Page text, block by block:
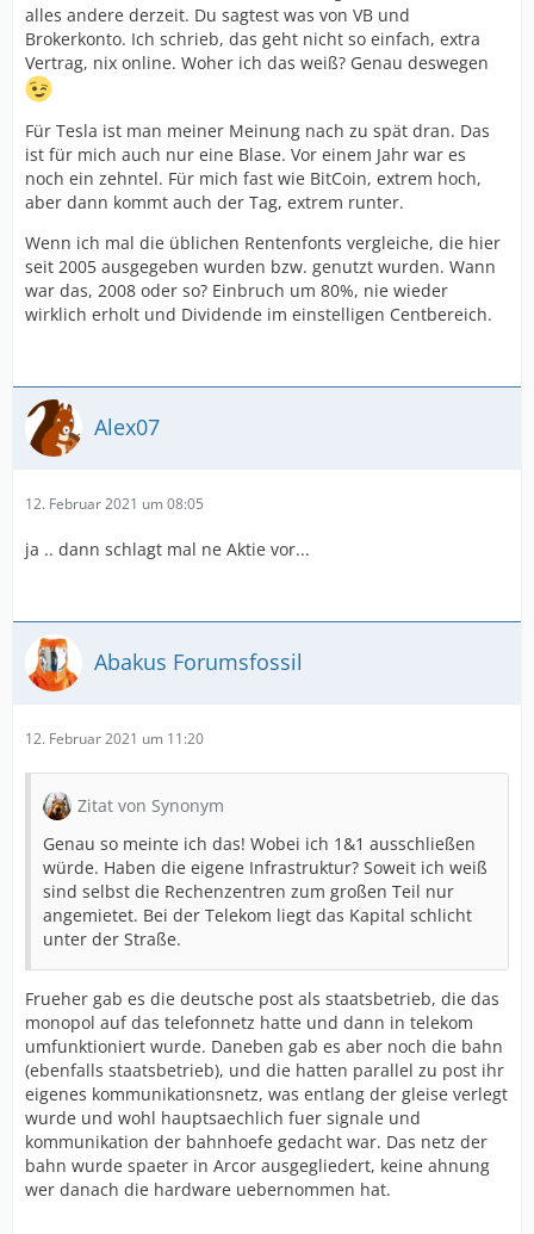
alles andere derzeit. Du sagtest was von VB und
Brokerkonto. Ich schrieb, das geht nicht so einfach, extra
Vertrag, nix online. Woher ich das weiß? Genau deswegen
Für Tesla ist man meiner Meinung nach zu spät dran. Das
ist für mich auch nur eine Blase. Vor einem Jahr war es
noch ein zehntel. Für mich fast wie BitCoin, extrem hoch,
aber dann kommt auch der Tag, extrem runter.
Wenn ich mal die üblichen Rentenfonts vergleiche, die hier
seit 2005 ausgegeben wurden bzw. genutzt wurden. Wann
war das, 2008 oder so? Einbruch um 80%, nie wieder
wirklich erholt und Dividende im einstelligen Centbereich.
Alex07
12. Februar 2021 um 08:05
ja .. dann schlagt mal ne Aktie vor...
Abakus Forumsfossil
12. Februar 2021 um 11:20
Zitat von Synonym
Genau so meinte ich das! Wobei ich 1&1 ausschließen
würde. Haben die eigene Infrastruktur? Soweit ich weiß
sind selbst die Rechenzentren zum großen Teil nur
angemietet. Bei der Telekom liegt das Kapital schlicht
unter der Straße.
Frueher gab es die deutsche post als staatsbetrieb, die das
monopol auf das telefonnetz hatte und dann in telekom
umfunktioniert wurde. Daneben gab es aber noch die bahn
(ebenfalls staatsbetrieb), und die hatten parallel zu post ihr
eigenes kommunikationsnetz, was entlang der gleise verlegt
wurde und wohl hauptsaechlich fuer signale und
kommunikation der bahnhoefe gedacht war. Das netz der
bahn wurde spaeter in Arcor ausgegliedert, keine ahnung
wer danach die hardware uebernommen hat.